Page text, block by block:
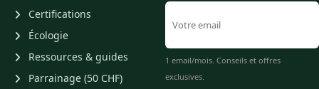
Certifications
Écologie
Ressources & guides
Parrainage (50 CHF)
1 email/mois. Conseils et offres
exclusives.